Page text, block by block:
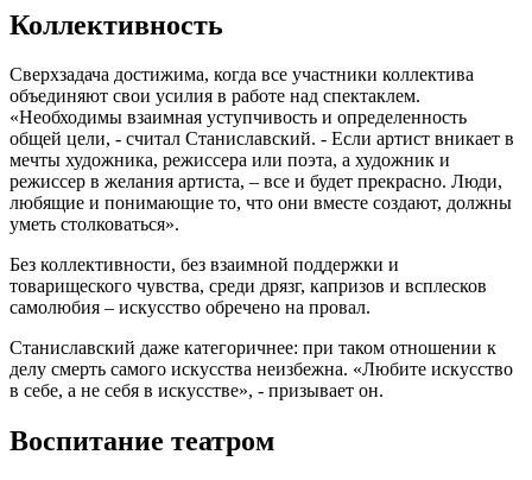
Коллективность
Сверхзадача достижима, когда все участники коллектива
объединяют свои усилия в работе над спектаклем.
«Необходимы взаимная уступчивость и определенность
общей цели, - считал Станиславский. - Если артист вникает в
мечты художника, режиссера или поэта, а художник и
режиссер в желания артиста, – все и будет прекрасно. Люди,
любящие и понимающие то, что они вместе создают, должны
уметь столковаться».
Без коллективности, без взаимной поддержки и
товарищеского чувства, среди дрязг, капризов и всплесков
самолюбия – искусство обречено на провал.
Станиславский даже категоричнее: при таком отношении к
делу смерть самого искусства неизбежна. «Любите искусство
в себе, а не себя в искусстве», - призывает он.
Воспитание театром